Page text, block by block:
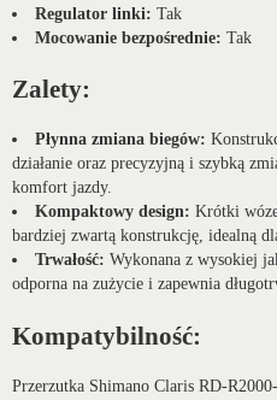
Regulator linki: Tak
Mocowanie bezpośrednie: Tak
Zalety:
Płynna zmiana biegów:
działanie oraz precyzyjną i szybką
komfort jazdy.
Kompaktowy design: Krótki
bardziej zwartą konstrukcję, idealną
Trwałość: Wykonana z wysokiej
odporna na zużycie i zapewnia
Kompatybilność:
Przerzutka Shimano Claris RD-